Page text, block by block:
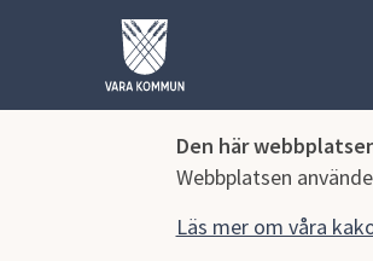
Den här
Webbplatsen
Läs mer om våra